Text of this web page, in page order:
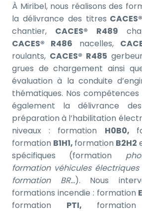
À Miribel, nous réalisons des
la délivrance des titres
chantier, CACES® R489
CACES® R486 nacelles,
roulants, CACES® R485
grues de chargement ainsi
évaluation à la conduite
thématiques. Nos
également la délivrance
préparation à l’habilitation
niveaux : formation H0B0,
formation B1H1, formation B2H2
spécifiques (formation
formation véhicules électriques
formation BR…). Nous
formations incendie : formation
formation PTI,